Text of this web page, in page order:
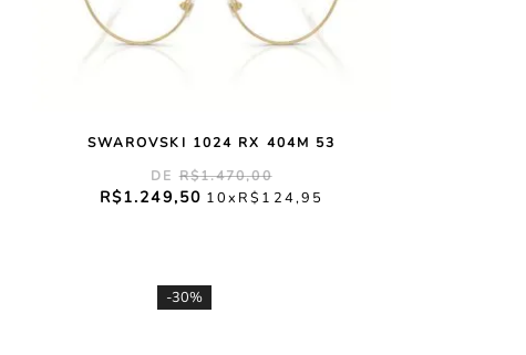
SWAROVSKI 1024 RX 404M 53
R$1.470,00
R$1.249,50 10 R$ 124,95
-30%